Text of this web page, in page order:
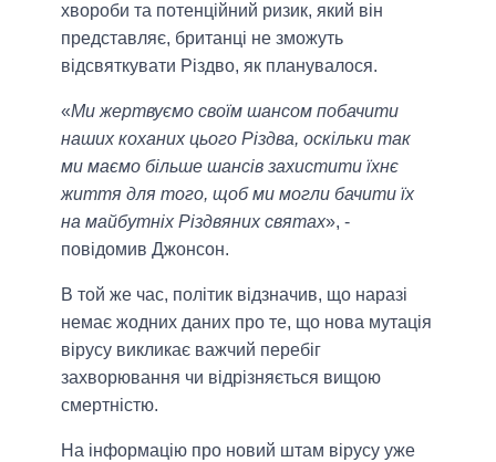
хвороби та потенційний ризик, який він
представляє, британці не зможуть
відсвяткувати Різдво, як планувалося.
«Ми жертвуємо своїм шансом побачити
наших коханих цього Різдва, оскільки так
ми маємо більше шансів захистити їхнє
життя для того, щоб ми могли бачити їх
на майбутніх Різдвяних святах», -
повідомив Джонсон.
В той же час, політик відзначив, що наразі
немає жодних даних про те, що нова мутація
вірусу викликає важчий перебіг
захворювання чи відрізняється вищою
смертністю.
На інформацію про новий штам вірусу уже